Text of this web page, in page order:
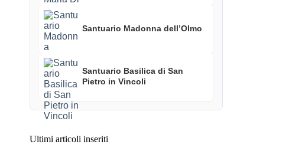
Santuario Madonna dell’Olmo
Santuario Basilica di San
Pietro in Vincoli
Ultimi articoli inseriti